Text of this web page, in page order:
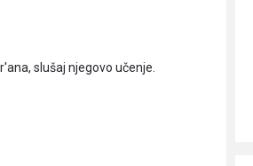
slušaj njegovo učenje.